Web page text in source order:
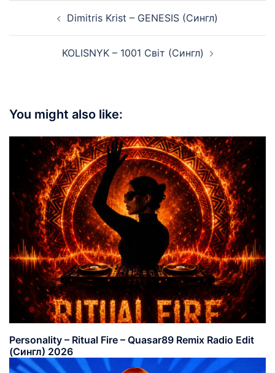
navigationDimitris Krist – GENESIS (Сингл)
KOLISNYK – 1001 Світ (Сингл)
You might also like:
Personality – Ritual Fire – Quasar89 Remix Radio Edit
(Сингл) 2026